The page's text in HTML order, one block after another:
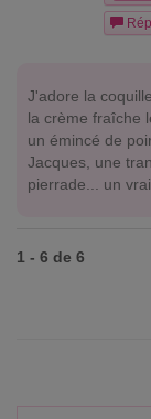
J'adore la
la crème fraîche
un émincé de
Jacques, une
pierrade... un
1 - 6 de 6